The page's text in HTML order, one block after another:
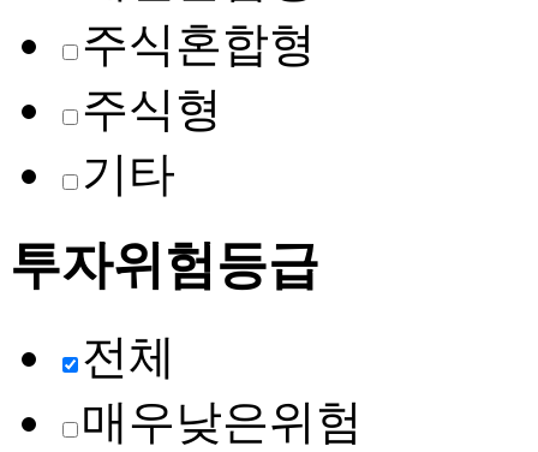
주식혼합형
주식형
기타
투자위험등급
전체
매우낮은위험